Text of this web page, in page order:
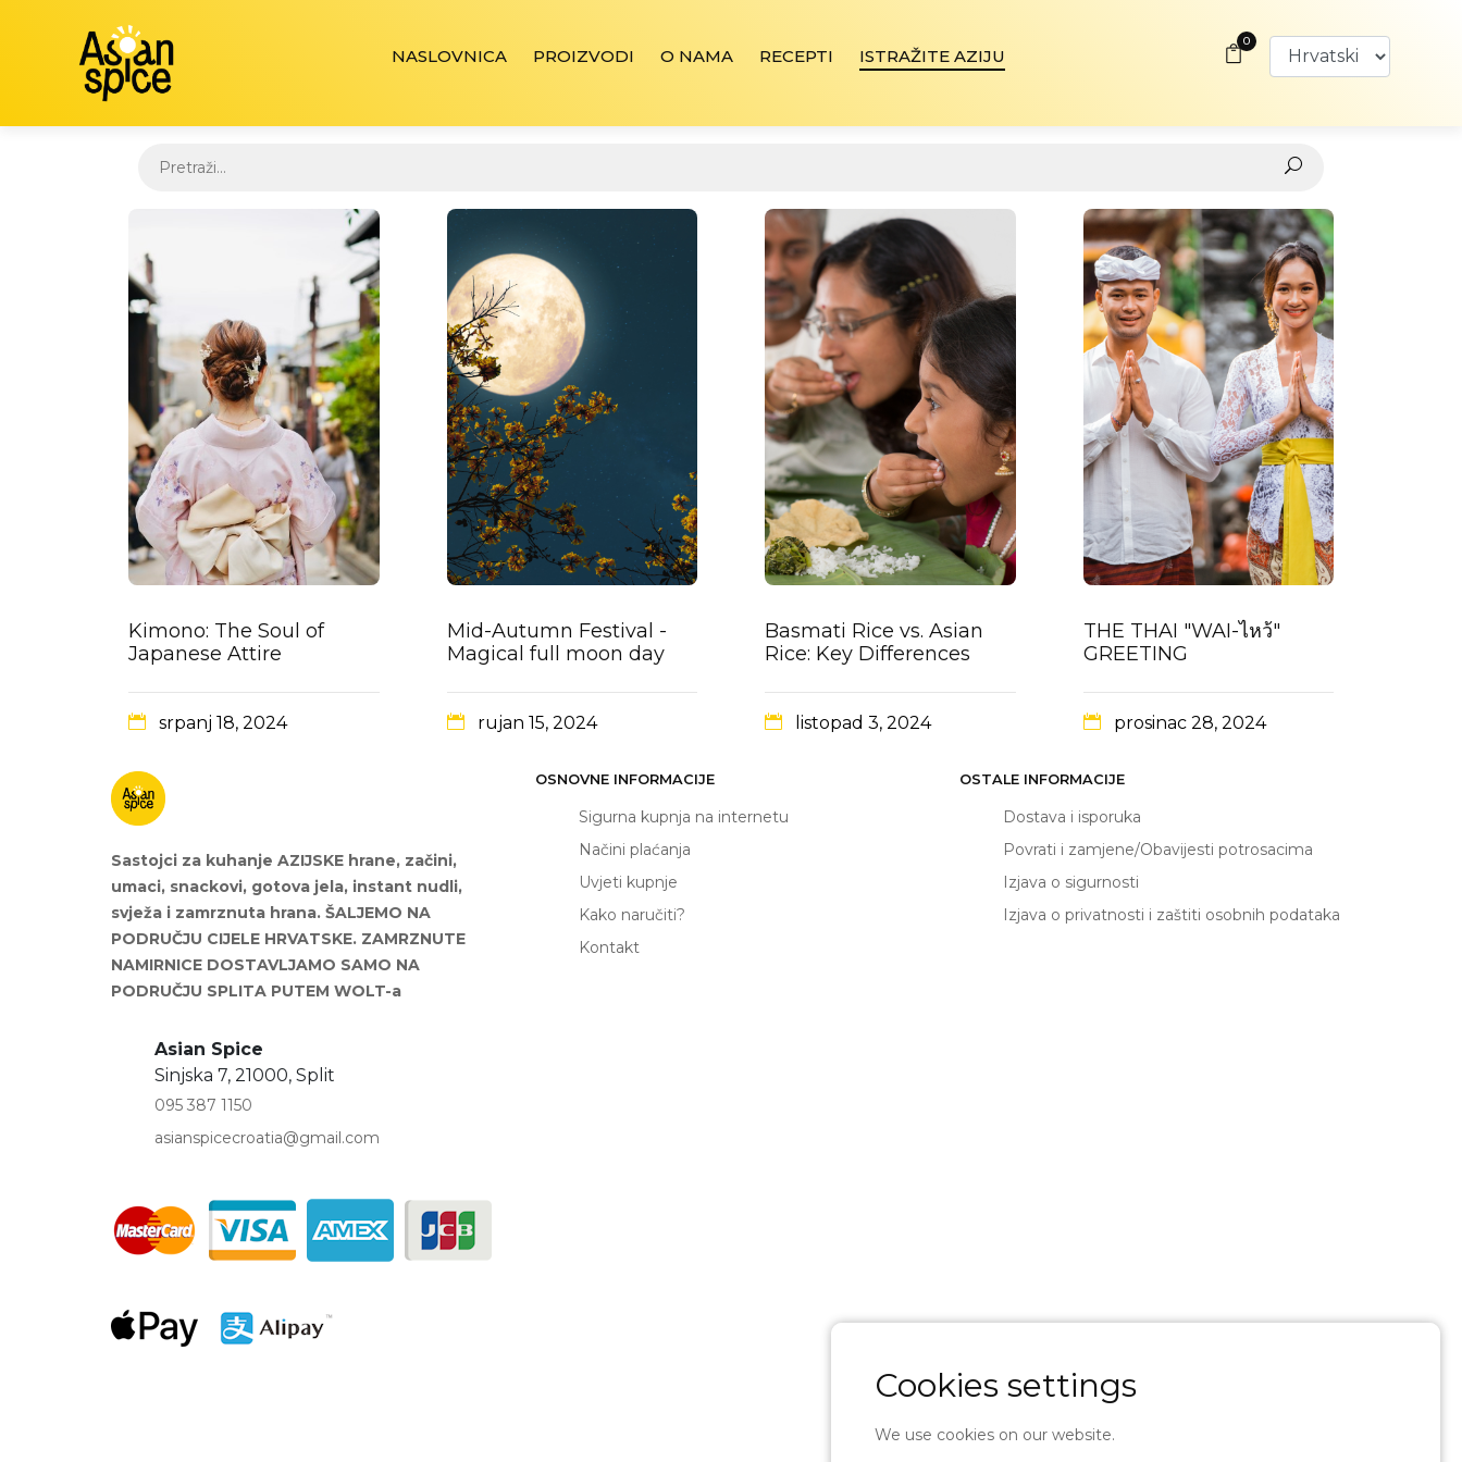
Cookies settings
We use cookies on our website.
NASLOVNICA PROIZVODI O NAMA RECEPTI ISTRAŽITE AZIJU
0
Kimono: The Soul of
Japanese Attire
srpanj 18, 2024
Mid-Autumn Festival -
Magical full moon day
rujan 15, 2024
Basmati Rice vs. Asian
Rice: Key Differences
listopad 3, 2024
THE THAI "WAI-ไหว้"
GREETING
prosinac 28, 2024
Sastojci za kuhanje AZIJSKE hrane, začini,
umaci, snackovi, gotova jela, instant nudli,
svježa i zamrznuta hrana. ŠALJEMO NA
PODRUČJU CIJELE HRVATSKE. ZAMRZNUTE
NAMIRNICE DOSTAVLJAMO SAMO NA
PODRUČJU SPLITA PUTEM WOLT-a
Asian Spice
Sinjska 7, 21000, Split
095 387 1150
asianspicecroatia@gmail.com
OSNOVNE INFORMACIJE
Sigurna kupnja na internetu
Načini plaćanja
Uvjeti kupnje
Kako naručiti?
Kontakt
OSTALE INFORMACIJE
Dostava i isporuka
Povrati i zamjene/Obavijesti potrosacima
Izjava o sigurnosti
Izjava o privatnosti i zaštiti osobnih podataka